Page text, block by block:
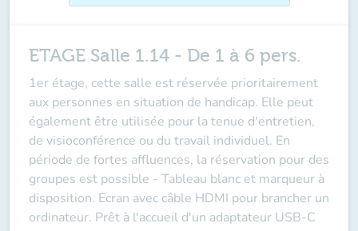
ETAGE Salle 1.14 - De 1 à 6 pers.
1er étage, cette salle est réservée prioritairement
aux personnes en situation de handicap. Elle peut
également être utilisée pour la tenue d'entretien,
de visioconférence ou du travail individuel. En
période de fortes affluences, la réservation pour des
groupes est possible - Tableau blanc et marqueur à
disposition. Ecran avec câble HDMI pour brancher un
ordinateur. Prêt à l'accueil d'un adaptateur USB-C